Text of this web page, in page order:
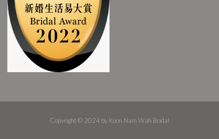
Copyright © 2024 by Koon Nam Wah Bridal